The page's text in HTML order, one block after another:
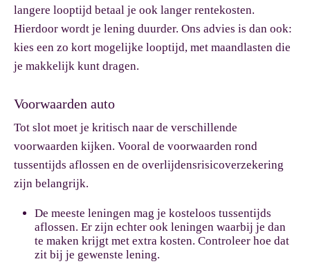
langere looptijd betaal je ook langer rentekosten.
Hierdoor wordt je lening duurder. Ons advies is dan ook:
kies een zo kort mogelijke looptijd, met maandlasten die
je makkelijk kunt dragen.
Voorwaarden auto
Tot slot moet je kritisch naar de verschillende
voorwaarden kijken. Vooral de voorwaarden rond
tussentijds aflossen en de overlijdensrisicoverzekering
zijn belangrijk.
De meeste leningen mag je kosteloos tussentijds
aflossen. Er zijn echter ook leningen waarbij je dan
te maken krijgt met extra kosten. Controleer hoe dat
zit bij je gewenste lening.